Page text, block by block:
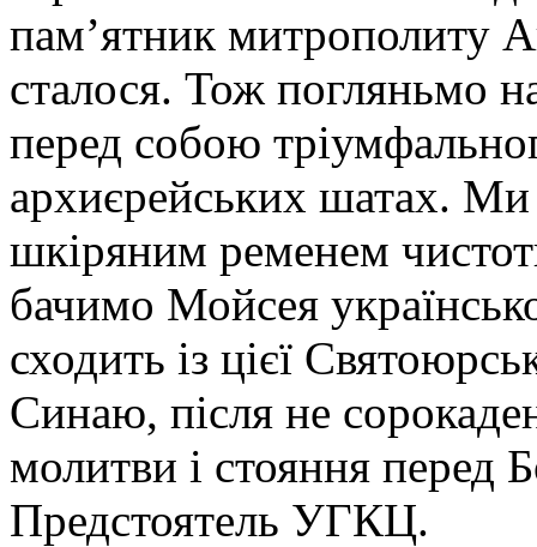
пам’ятник митрополиту
сталося. Тож погляньмо
перед собою
архиєрейських шатах. Ми
шкіряним ременем
бачимо Мойсея
сходить із цієї
Синаю, після не
молитви і стояння перед
Предстоятель УГКЦ.